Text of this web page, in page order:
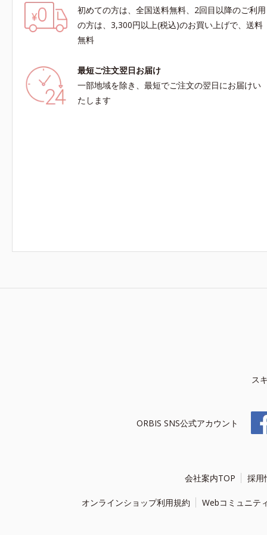
初めての方は、全国送料無料、2回目以降のご利用
の方は、3,300円以上(税込)のお買い上げで、送料
無料
最短ご注文翌日お届け
一部地域を除き、最短でご注文の翌日にお届けい
たします
ス
ORBIS SNS公式アカウント
会社案内TOP 採用
オンラインショップ利用規約 Webコミュニテ